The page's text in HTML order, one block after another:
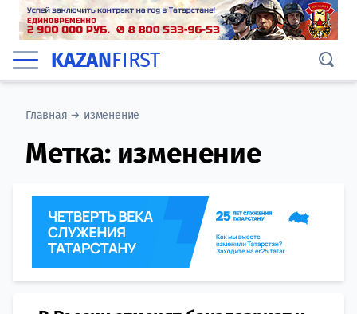
KAZANFIRST
Главная → изменение
Метка: изменение